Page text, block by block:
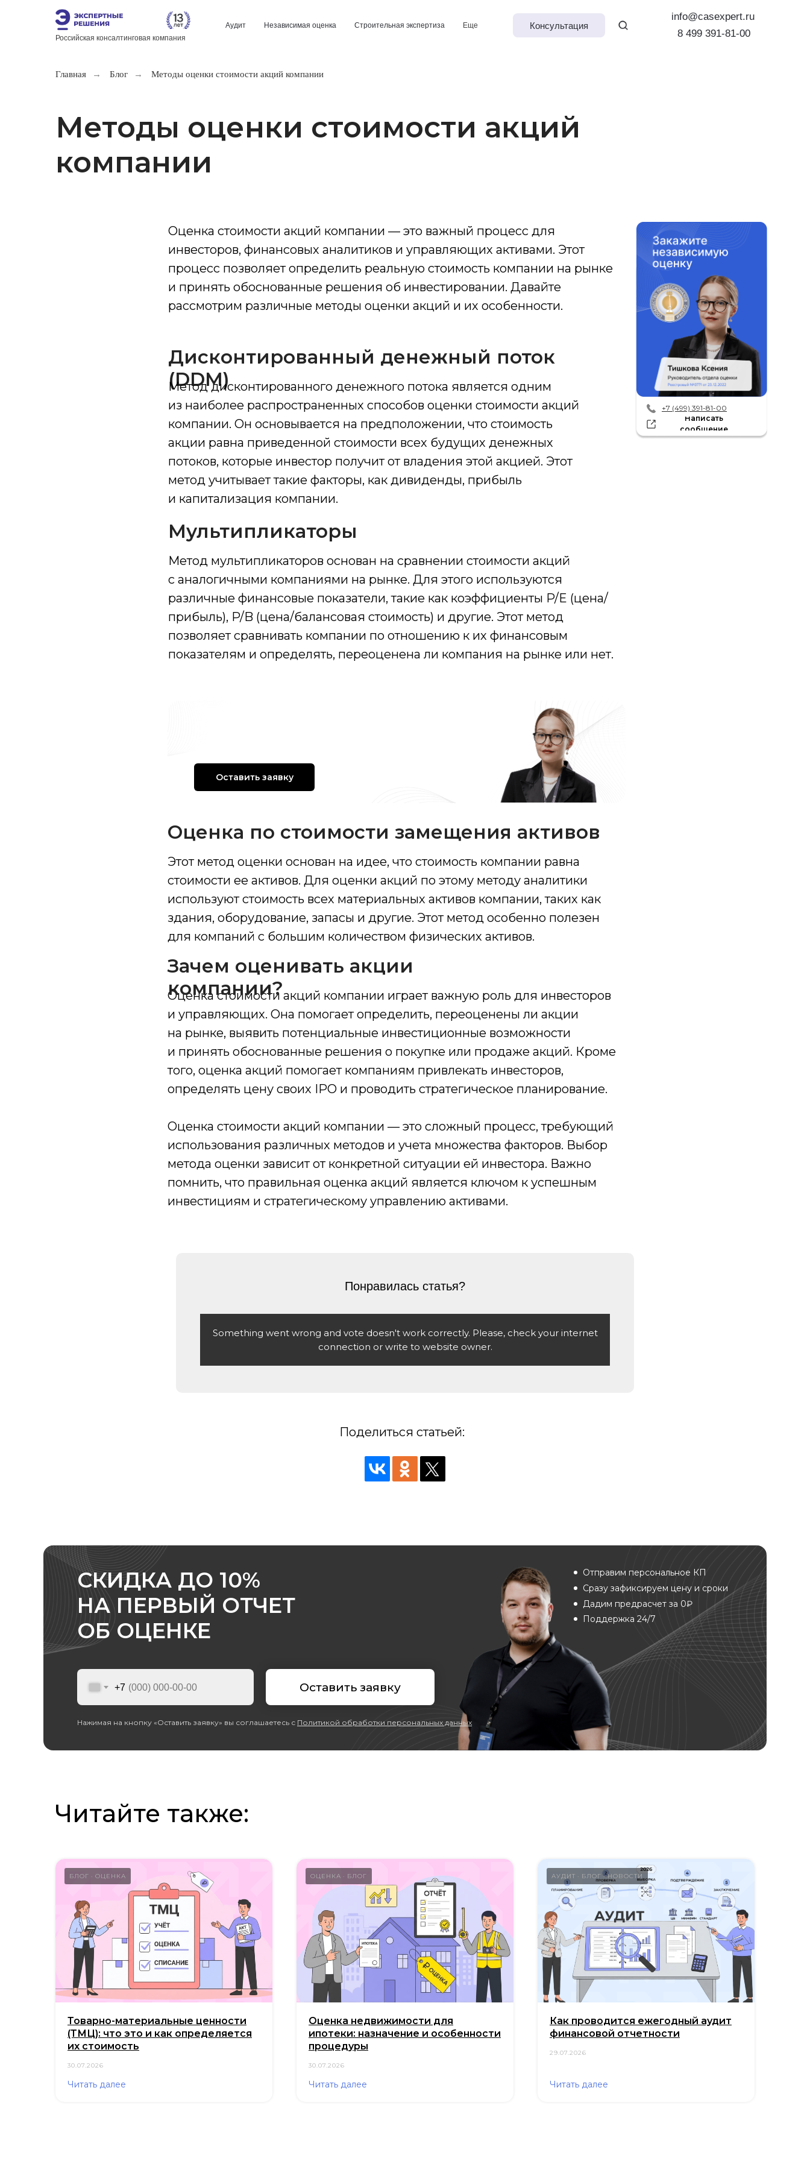
info@casexpert.ru
8 499 391-81-00
Аудит Независимая оценка Строительная экспертиза
Еще
Российская консалтинговая компания
Консультация
Главная → Блог → Методы оценки стоимости акций компании
Методы оценки стоимости акций
компании
Оценка стоимости акций компании — это важный процесс для
инвесторов, финансовых аналитиков и управляющих активами. Этот
процесс позволяет определить реальную стоимость компании на рынке
и принять обоснованные решения об инвестировании. Давайте
рассмотрим различные методы оценки акций и их особенности.
Дисконтированный денежный поток
(DDM)
Метод дисконтированного денежного потока является одним
из наиболее распространенных способов оценки стоимости акций
компании. Он основывается на предположении, что стоимость
акции равна приведенной стоимости всех будущих денежных
потоков, которые инвестор получит от владения этой акцией. Этот
метод учитывает такие факторы, как дивиденды, прибыль
и капитализация компании.
Этот метод оценки основан на идее, что стоимость компании равна
стоимости ее активов. Для оценки акций по этому методу аналитики
используют стоимость всех материальных активов компании, таких как
здания, оборудование, запасы и другие. Этот метод особенно полезен
для компаний с большим количеством физических активов.
Оценка по стоимости замещения активов
Оставить заявку
+7 (499) 391-81-00
Написать
сообщение
Метод мультипликаторов основан на сравнении стоимости акций
с аналогичными компаниями на рынке. Для этого используются
различные финансовые показатели, такие как коэффициенты P/E (цена/
прибыль), P/B (цена/балансовая стоимость) и другие. Этот метод
позволяет сравнивать компании по отношению к их финансовым
показателям и определять, переоценена ли компания на рынке или нет.
Мультипликаторы
Оценка стоимости акций компании играет важную роль для инвесторов
и управляющих. Она помогает определить, переоценены ли акции
на рынке, выявить потенциальные инвестиционные возможности
и принять обоснованные решения о покупке или продаже акций. Кроме
того, оценка акций помогает компаниям привлекать инвесторов,
определять цену своих IPO и проводить стратегическое планирование.
Оценка стоимости акций компании — это сложный процесс, требующий
использования различных методов и учета множества факторов. Выбор
метода оценки зависит от конкретной ситуации ей инвестора. Важно
помнить, что правильная оценка акций является ключом к успешным
инвестициям и стратегическому управлению активами.
Зачем оценивать акции
компании?
Понравилась статья?
Something went wrong and vote doesn't work correctly. Please, check your internet
connection or write to website owner.
Поделиться статьей:
СКИДКА ДО 10%
НА ПЕРВЫЙ ОТЧЕТ
ОБ ОЦЕНКЕ
Отправим персональное КП
Сразу зафиксируем цену и сроки
Дадим предрасчет за 0₽
Поддержка 24/7
+7 Оставить заявку
Нажимая на кнопку «Оставить заявку» вы соглашаетесь с Политикой обработки персональных данных
Читайте также:
БЛОГ ОЦЕНКА
Товарно-материальные ценности
(ТМЦ): что это и как определяется
их стоимость
30.07.2026
Читать далее
ОЦЕНКА БЛОГ
Оценка недвижимости для
ипотеки: назначение и особенности
процедуры
30.07.2026
Читать далее
АУДИТ БЛОГ НОВОСТИ
Как проводится ежегодный аудит
финансовой отчетности
29.07.2026
Читать далее